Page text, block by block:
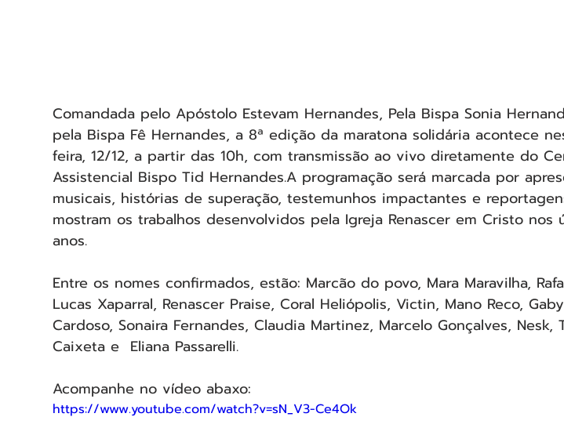
Comandada pelo Apóstolo Estevam Hernandes, Pela Bispa Sonia
pela Bispa Fê Hernandes, a 8ª edição da maratona solidária acontece
feira, 12/12, a partir das 10h, com transmissão ao vivo diretamente do
Assistencial Bispo Tid Hernandes.A programação será marcada por
musicais, histórias de superação, testemunhos impactantes e
mostram os trabalhos desenvolvidos pela Igreja Renascer em Cristo nos
anos.
Entre os nomes confirmados, estão: Marcão do povo, Mara Maravilha,
Lucas Xaparral, Renascer Praise, Coral Heliópolis, Victin, Mano Reco, Gaby
Cardoso, Sonaira Fernandes, Claudia Martinez, Marcelo Gonçalves, Nesk,
Caixeta e  Eliana Passarelli.
Acompanhe no vídeo abaxo:
https://www.youtube.com/watch?v=sN_V3-Ce4Ok